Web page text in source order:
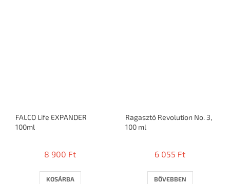
FALCO Life EXPANDER
100ml
8 900 Ft
KOSÁRBA
Ragasztó Revolution No. 3,
100 ml
6 055 Ft
BŐVEBBEN